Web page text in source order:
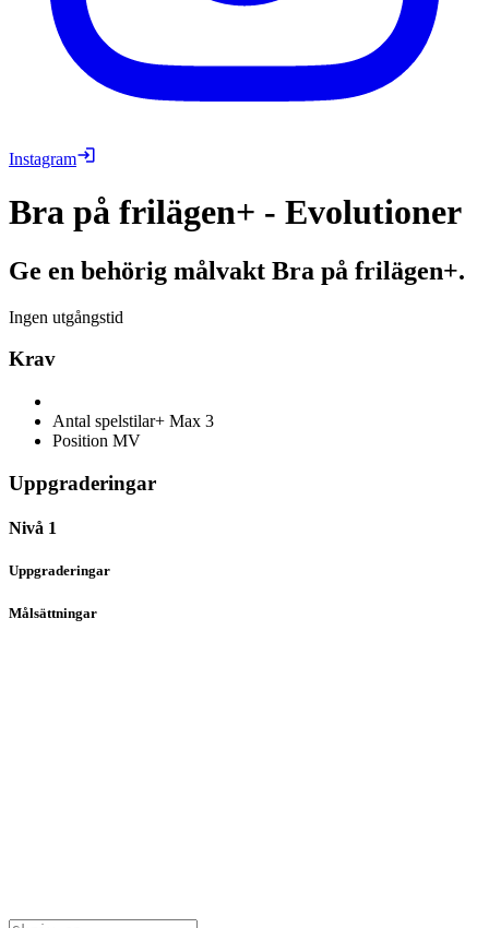
Instagram
Bra på frilägen+ - Evolutioner
Ge en behörig målvakt Bra på frilägen+.
Ingen utgångstid
Krav
Antal spelstilar+ Max 3
Position MV
Uppgraderingar
Nivå 1
Uppgraderingar
Målsättningar